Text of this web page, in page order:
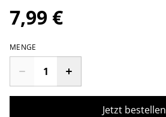
7,99 €
MENGE
Jetzt bestellen